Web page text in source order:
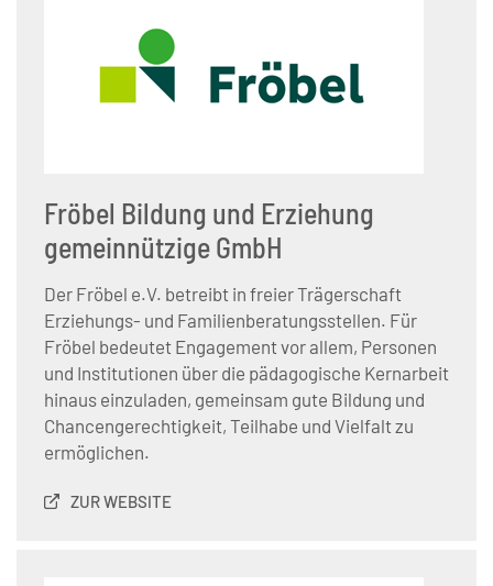
Fröbel Bildung und Erziehung
gemeinnützige GmbH
Der Fröbel e.V. betreibt in freier Trägerschaft
Erziehungs- und Familienberatungsstellen. Für
Fröbel bedeutet Engagement vor allem, Personen
und Institutionen über die pädagogische Kernarbeit
hinaus einzuladen, gemeinsam gute Bildung und
Chancengerechtigkeit, Teilhabe und Vielfalt zu
ermöglichen.
ZUR WEBSITE